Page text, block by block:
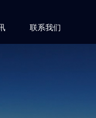
联系我们